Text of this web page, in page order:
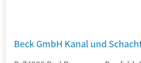
Beck GmbH Kanal und